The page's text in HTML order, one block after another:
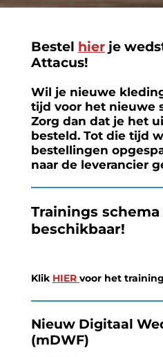
Bestel hierje
Attacus!
Wil je nieuwe
tijd voor het nieuwe
Zorg dan dat je het
besteld. Tot die tijd
bestellingen
naar de leverancier
Trainings schema
beschikbaar!
Klik HIER voor het
Nieuw Digitaal
(mDWF)